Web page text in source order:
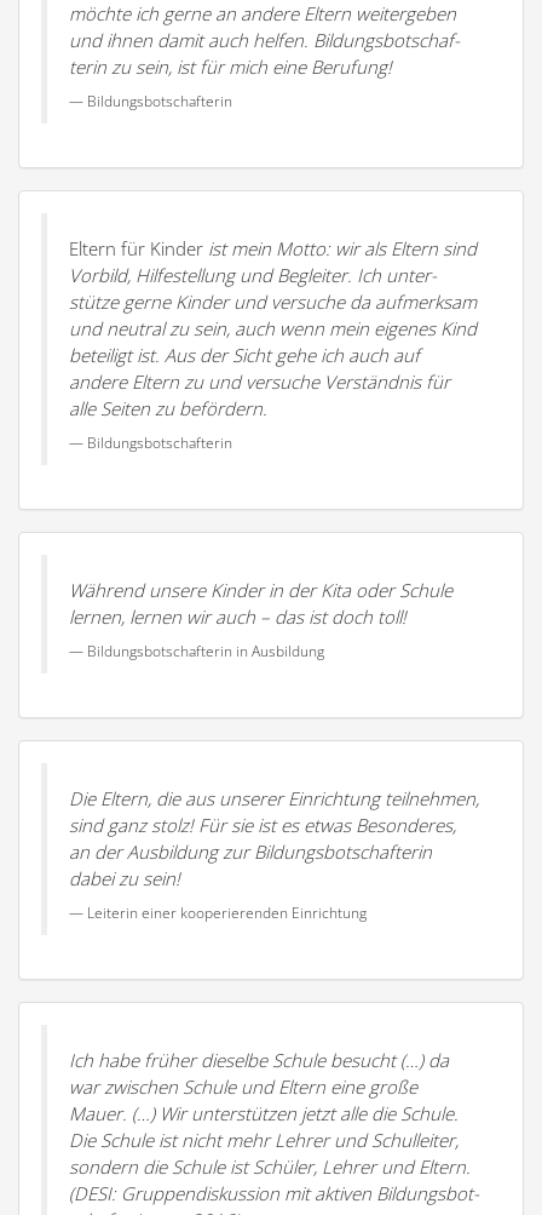
möchte ich gerne an andere Eltern weiter­geben
und ihnen damit auch helfen. Bildungs­bot­schaf­
terin zu sein, ist für mich eine Berufung!
Bildungs­bot­schaf­terin
Eltern für Kinder ist mein Motto: wir als Eltern sind
Vorbild, Hilfe­stellung und Begleiter. Ich unter­
stütze gerne Kinder und versuche da aufmerksam
und neutral zu sein, auch wenn mein eigenes Kind
beteiligt ist. Aus der Sicht gehe ich auch auf
andere Eltern zu und versuche Verständnis für
alle Seiten zu befördern.
Bildungs­bot­schaf­terin
Während unsere Kinder in der Kita oder Schule
lernen, lernen wir auch – das ist doch toll!
Bildungs­bot­schaf­terin in Ausbildung
Die Eltern, die aus unserer Einrichtung teilnehmen,
sind ganz stolz! Für sie ist es etwas Beson­deres,
an der Ausbildung zur Bildungs­bot­schaf­terin
dabei zu sein!
Leiterin einer koope­rie­renden Einrichtung
Ich habe früher dieselbe Schule besucht (…) da
war zwischen Schule und Eltern eine große
Mauer. (…) Wir unter­stützen jetzt alle die Schule.
Die Schule ist nicht mehr Lehrer und Schul­leiter,
sondern die Schule ist Schüler, Lehrer und Eltern.
(DESI: Gruppen­dis­kussion mit aktiven Bildungs­bot­